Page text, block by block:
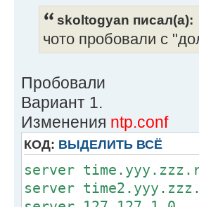
skoltogyan писал(а):
чото пробовали с
Пробовали
Вариант 1.
Изменения ntp.conf
КОД: ВЫДЕЛИТЬ ВСЁ
server
server